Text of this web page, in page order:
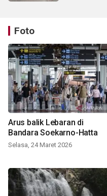
Foto
Arus balik Lebaran di
Bandara Soekarno-Hatta
Selasa, 24 Maret 2026